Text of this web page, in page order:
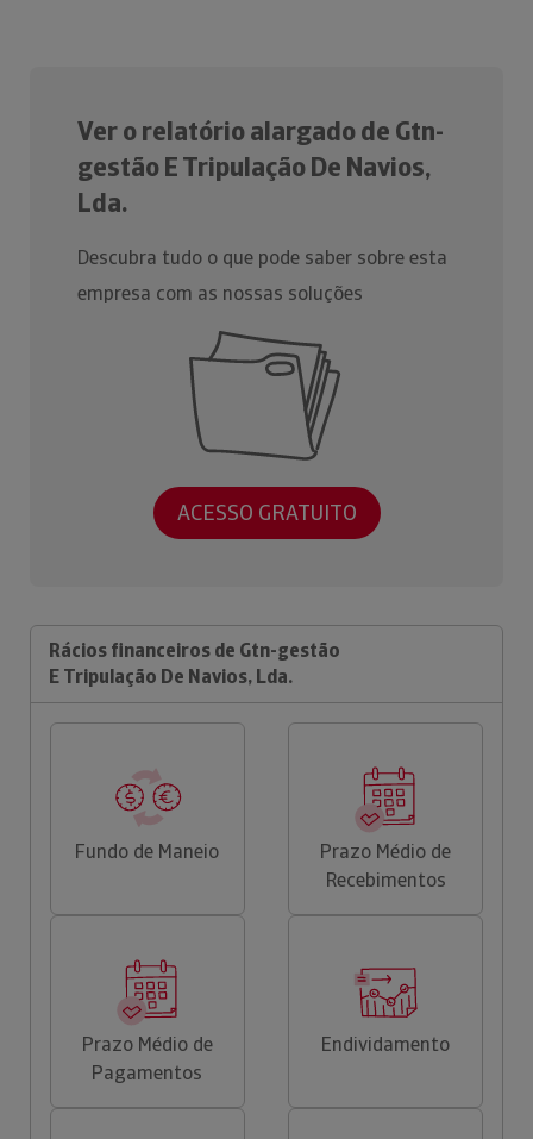
Ver o relatório alargado de Gtn-
gestão E Tripulação De Navios,
Lda.
Descubra tudo o que pode saber sobre esta
empresa com as nossas soluções
ACESSO GRATUITO
Rácios financeiros de Gtn-gestão
E Tripulação De Navios, Lda.
Fundo de Maneio
Prazo Médio de
Recebimentos
Prazo Médio de
Pagamentos
Endividamento